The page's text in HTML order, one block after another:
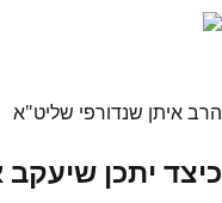
הרב איתן שנדורפי שליט"א
כיצד יתכן